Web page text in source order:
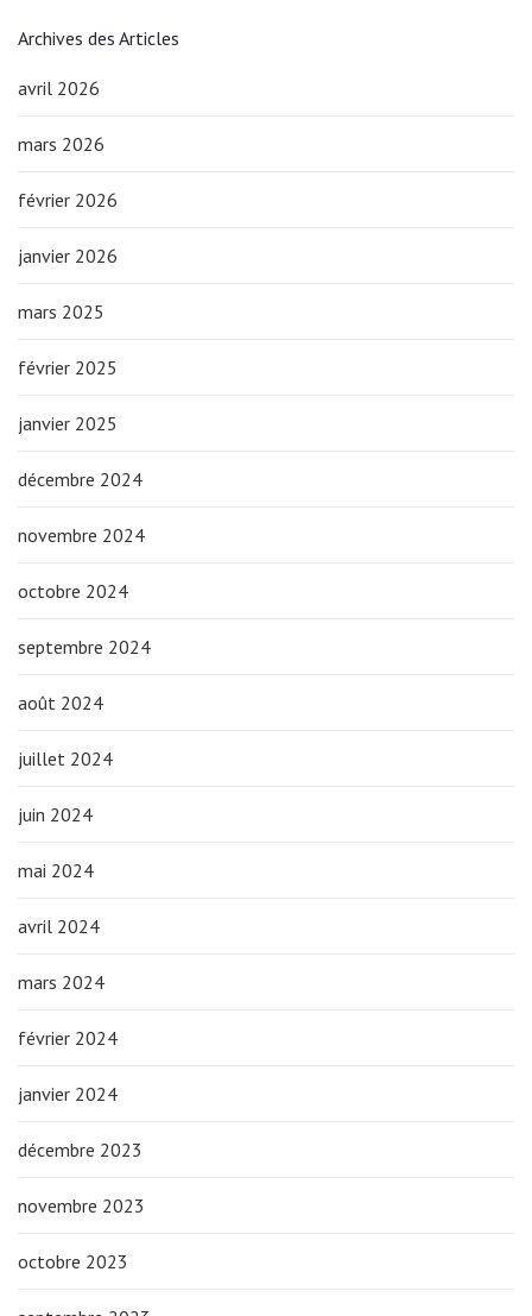
Archives des Articles
avril 2026
mars 2026
février 2026
janvier 2026
mars 2025
février 2025
janvier 2025
décembre 2024
novembre 2024
octobre 2024
septembre 2024
août 2024
juillet 2024
juin 2024
mai 2024
avril 2024
mars 2024
février 2024
janvier 2024
décembre 2023
novembre 2023
octobre 2023